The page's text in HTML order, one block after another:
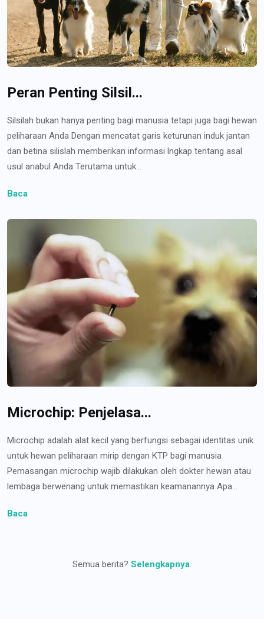
Peran Penting Silsil...
Silsilah bukan hanya penting bagi manusia tetapi juga bagi hewan
peliharaan Anda Dengan mencatat garis keturunan induk jantan
dan betina silislah memberikan informasi lngkap tentang asal
usul anabul Anda Terutama untuk...
Baca
Microchip: Penjelasa...
Microchip adalah alat kecil yang berfungsi sebagai identitas unik
untuk hewan peliharaan mirip dengan KTP bagi manusia
Pemasangan microchip wajib dilakukan oleh dokter hewan atau
lembaga berwenang untuk memastikan keamanannya Apa...
Baca
Semua berita? Selengkapnya